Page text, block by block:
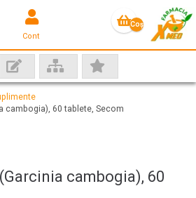
Cont
Coş
cambogia), 60 tablete, Secom
cambogia), 60